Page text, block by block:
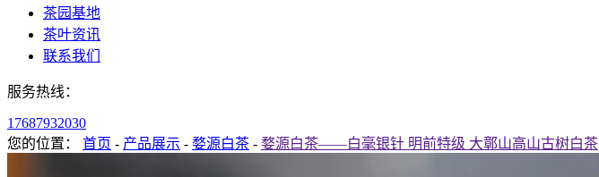
茶园基地
茶叶资讯
联系我们
服务热线：
17687932030
您的位置： 首页 - 产品展示 - 婺源白茶 - 婺源白茶——白毫银针 明前特级 大鄣山高山古树白茶